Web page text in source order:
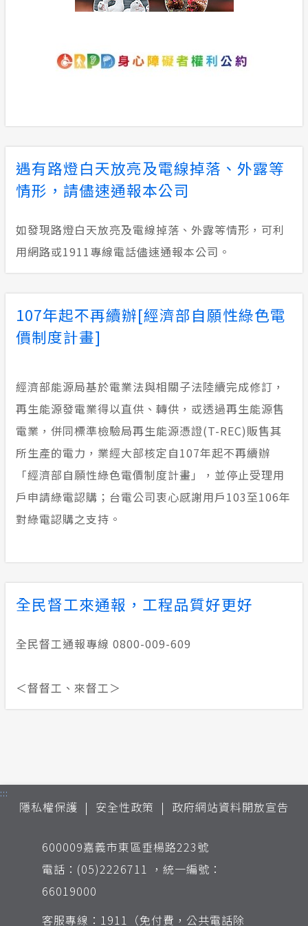
自訂區塊
遇有路燈白天放亮及電線掉落、外露等
情形，請儘速通報本公司
如發現路燈白天放亮及電線掉落、外露等情形，可利
用網路或1911專線電話儘速通報本公司。
107年起不再續辦[經濟部自願性綠色電
價制度計畫]
經濟部能源局基於電業法與相關子法陸續完成修訂，
再生能源發電業得以直供、轉供，或透過再生能源售
電業，併同標準檢驗局再生能源憑證(T-REC)販售其
所生產的電力，業經大部核定自107年起不再續辦
「經濟部自願性綠色電價制度計畫」，並停止受理用
戶申請綠電認購；台電公司衷心感謝用戶103至106年
對綠電認購之支持。
全民督工來通報，工程品質好更好
全民督工通報專線 0800-009-609
＜督督工、來督工＞
:::
隱私權保護 安全性政策 政府網站資料開放宣告
600009嘉義市東區垂楊路223號
電話：(05)2226711 ，統一編號：
66019000
客服專線：1911（免付費，公共電話除